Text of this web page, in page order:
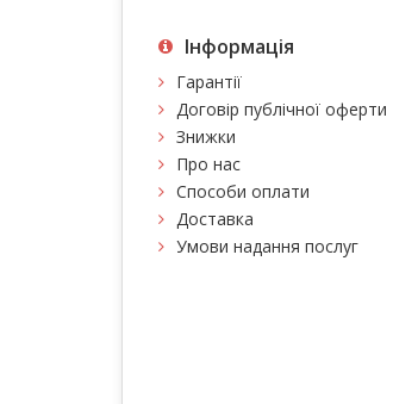
Інформація
Гарантії
Договір публічної оферти
Знижки
Про нас
Способи оплати
Доставка
Умови надання послуг